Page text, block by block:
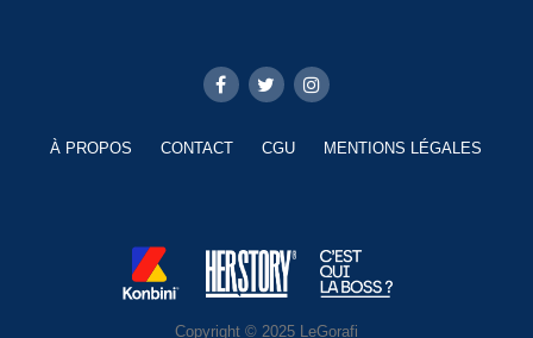
À PROPOS CONTACT CGU MENTIONS LÉGALES
Copyright © 2025 LeGorafi